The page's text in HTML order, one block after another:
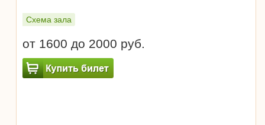
Схема зала
от 1600 до 2000 руб.